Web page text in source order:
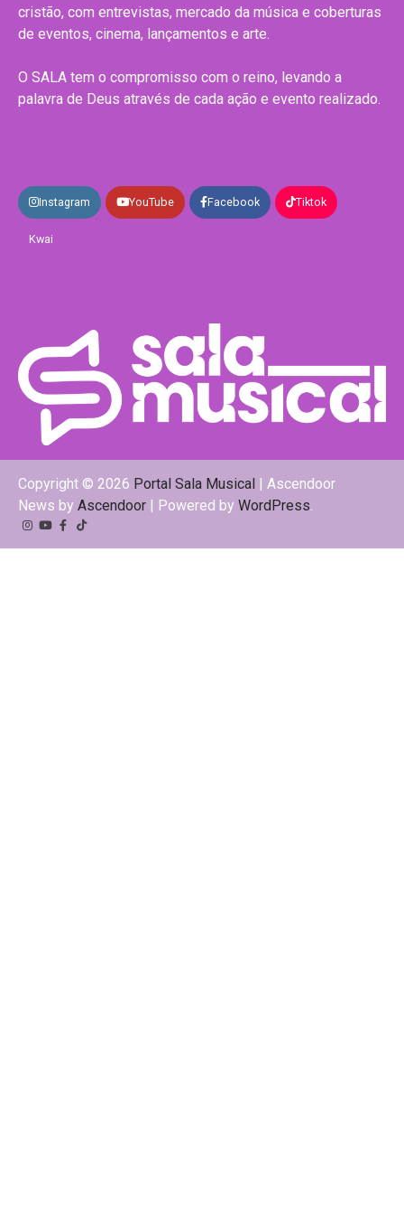
cristão, com entrevistas, mercado da música e coberturas
de eventos, cinema, lançamentos e arte.
O SALA tem o compromisso com o reino, levando a
palavra de Deus através de cada ação e evento realizado.
Instagram YouTube Facebook Tiktok
Kwai
Copyright © 2026 Portal Sala Musical
| Ascendoor
News by Ascendoor | Powered by WordPress.
Instagram
YouTube
Facebook
Tiktok